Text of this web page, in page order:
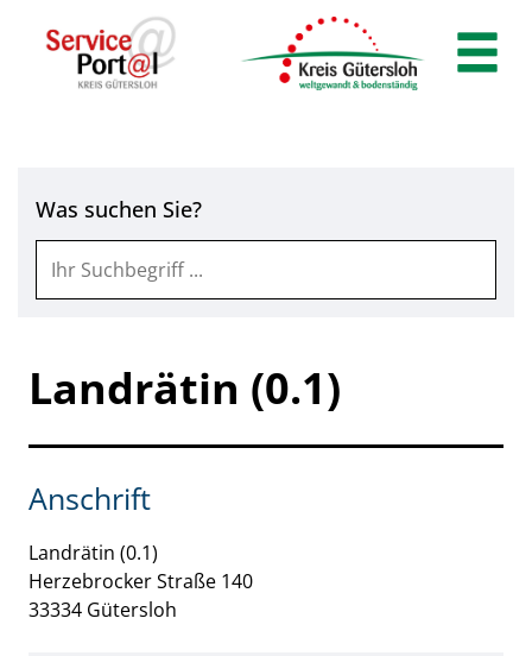
Zum Hauptinhalt springen
Zum Hauptinhalt
Was suchen Sie?
Landrätin (0.1)
Anschrift
Landrätin (0.1)
Herzebrocker Straße 140
33334 Gütersloh